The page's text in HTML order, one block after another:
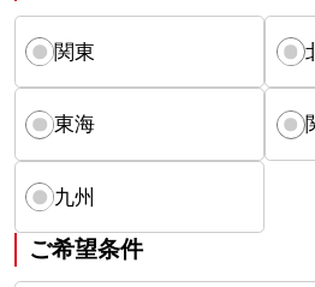
関東
東海
九州
ご希望条件